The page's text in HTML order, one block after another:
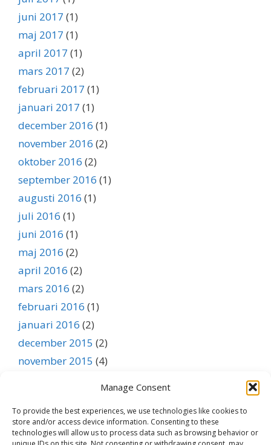
Manage Consent
To provide the best experiences, we use technologies like cookies to
store and/or access device information. Consenting to these
technologies will allow us to process data such as browsing behavior or
juni 2017 (1)
maj 2017 (1)
april 2017 (1)
mars 2017 (2)
februari 2017 (1)
januari 2017 (1)
december 2016 (1)
november 2016 (2)
oktober 2016 (2)
september 2016 (1)
augusti 2016 (1)
juli 2016 (1)
juni 2016 (1)
maj 2016 (2)
april 2016 (2)
mars 2016 (2)
februari 2016 (1)
januari 2016 (2)
december 2015 (2)
november 2015 (4)
augusti 2015(1)
juli 2015(1)